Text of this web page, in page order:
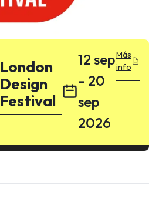
London
Design
Festival
12 sep
– 20
sep
2026
Más
info